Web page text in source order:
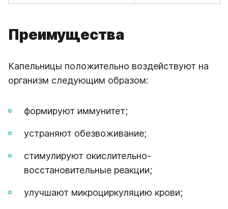
Преимущества
Капельницы положительно воздействуют на
организм следующим образом:
формируют иммунитет;
устраняют обезвоживание;
стимулируют окислительно-
восстановительные реакции;
улучшают микроциркуляцию крови;